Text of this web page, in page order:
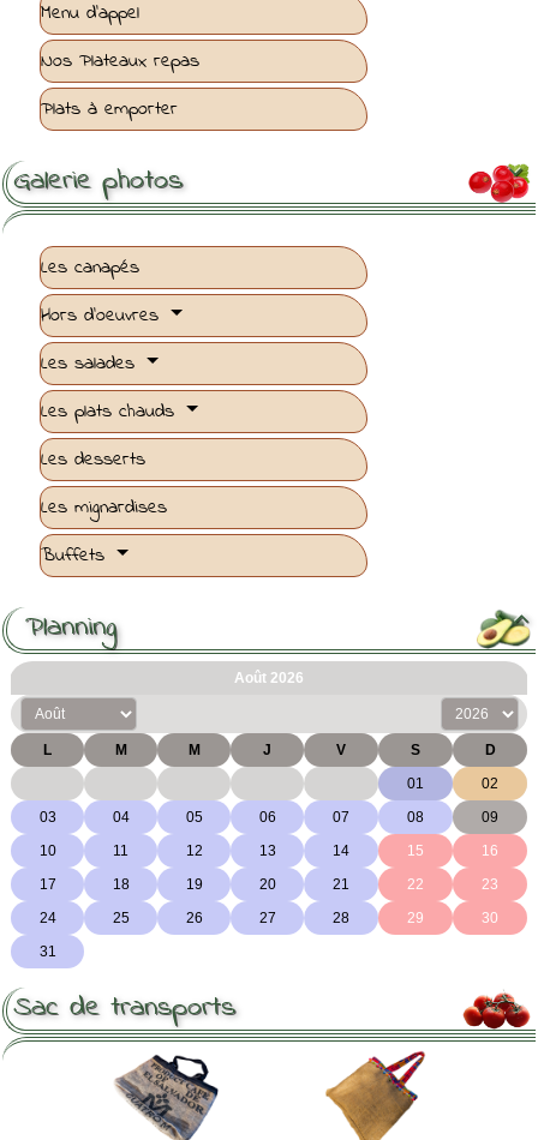
Menu d'appel
Nos Plateaux repas
Plats à emporter

Galerie photos
Les canapés
Hors d'oeuvres
Les salades
Les plats chauds
Les desserts
Les mignardises
Buffets

Planning
Sac de transports